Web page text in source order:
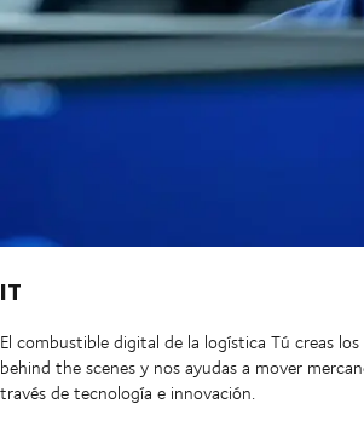
IT
El combustible digital de la logística Tú creas los
behind the scenes y nos ayudas a mover
través de tecnología e innovación.